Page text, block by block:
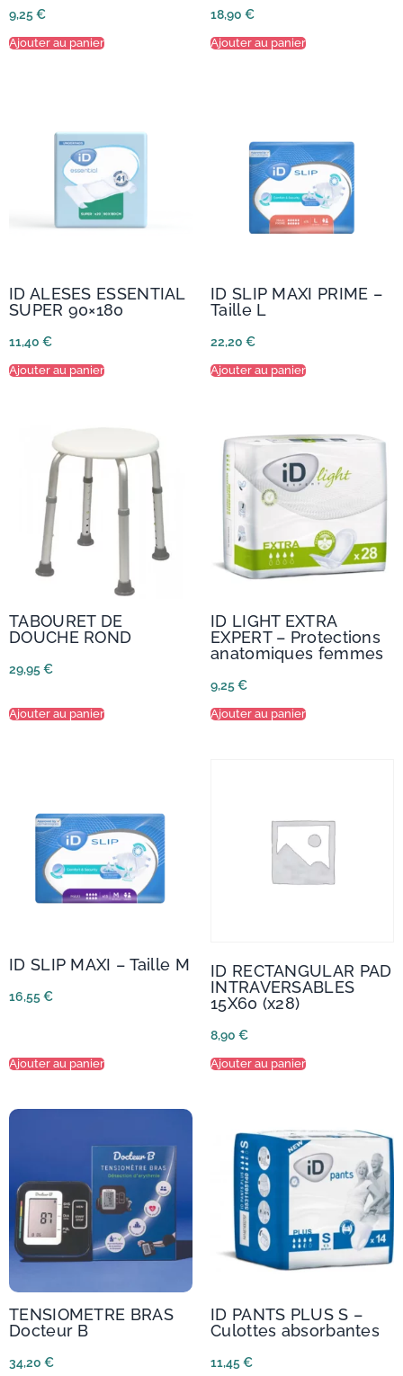
9,25€
Ajouter au panier
18,90 €
Ajouter au panier
ID ALESES ESSENTIAL
SUPER 90×180
11,40 €
Ajouter au panier
ID SLIP MAXI PRIME –
Taille L
22,20 €
Ajouter au panier
TABOURET DE
DOUCHE ROND
29,95€
Ajouter au panier
ID LIGHT EXTRA
EXPERT – Protections
anatomiques femmes
9,25€
Ajouter au panier
ID SLIP MAXI – Taille M
16,55€
Ajouter au panier
ID RECTANGULAR PAD
INTRAVERSABLES
15X60 (x28)
8,90 €
Ajouter au panier
TENSIOMETRE BRAS
Docteur B
34,20 €
ID PANTS PLUS S –
Culottes absorbantes
11,45€